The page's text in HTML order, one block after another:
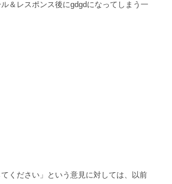
＆レスポンス後にgdgdになってしまう一
ください」という意見に対しては、以前